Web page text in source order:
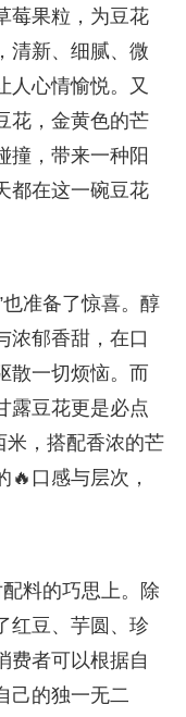
莓果粒，为豆花
清新、细腻、微
人心情愉悦。又
花，金黄色的芒
撞，带来一种阳
都在这一碗豆花
准备了惊喜。醇
浓郁香甜，在口
散一切烦恼。而
露豆花更是必点
米，搭配香浓的芒
口感与层次，
料的巧思上。除
红豆、芋圆、珍
费者可以根据自
己的独一无二